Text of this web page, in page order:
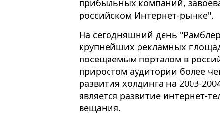
прибыльных компаний,
российском Интернет-рынке".
На сегодняшний день
крупнейших рекламных
посещаемым порталом в
приростом аудитории более
развития холдинга на 2003-
является развитие интернет-
вещания.